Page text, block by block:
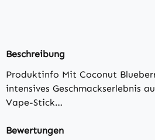
Beschreibung
Produktinfo Mit Coconut
intensives Geschmackserlebnis
Vape-Stick…
Bewertungen